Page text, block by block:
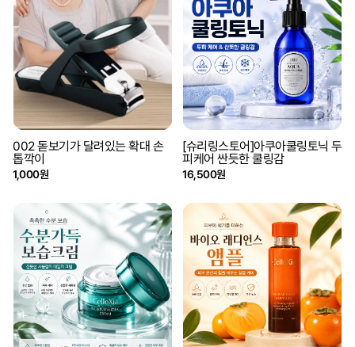
002 돋보기가 달려있는 확대 손
톱깍이
1,000원
[슈리링스토어]아쿠아쿨링토닉 두
피케어 싼듯한 쿨링감
16,500원